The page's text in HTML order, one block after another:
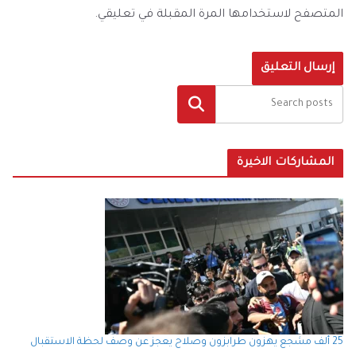
المتصفح لاستخدامها المرة المقبلة في تعليقي.
البحث
المشاركات الاخيرة
25 ألف مشجع يهزون طرابزون وصلاح يعجز عن وصف لحظة الاستقبال